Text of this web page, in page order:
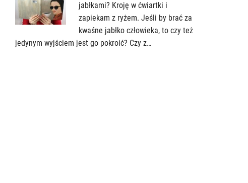
jabłkami? Kroję w ćwiartki i
zapiekam z ryżem. Jeśli by brać za
kwaśne jabłko człowieka, to czy też
jedynym wyjściem jest go pokroić? Czy z…